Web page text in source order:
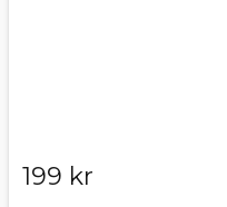
199 kr